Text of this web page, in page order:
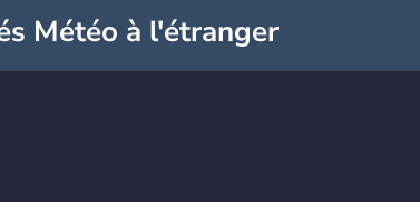
Météo à l'étranger